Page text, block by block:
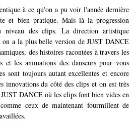
à ce qu'on a pu voir l'année dernière
et bien pratique. Mais là la progression
niveau des clips. La direction artistique
on a la plus belle version de JUST DANCE
des histoires racontées à travers les
les animations des danseurs pour vous
sont toujours autant excellentes et encore
innovations du côté des clips et on est très
DANCE où les clips font bien vides en
ceux de maintenant fourmillent de